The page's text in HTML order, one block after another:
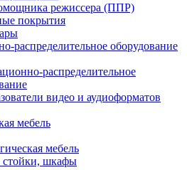
режиссера (ППР)
покрытия
распределительное оборудование
распределительное
видео и аудиоформатов
мебель
мебель
стойки, шкафы